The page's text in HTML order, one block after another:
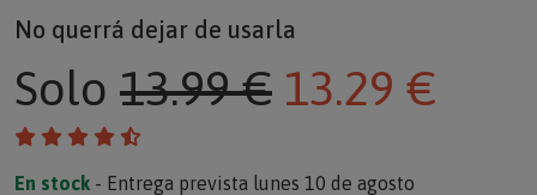
No querrá dejar de usarla
Solo 13.99 € 13.29 €
En stock - Entrega prevista lunes 10 de agosto